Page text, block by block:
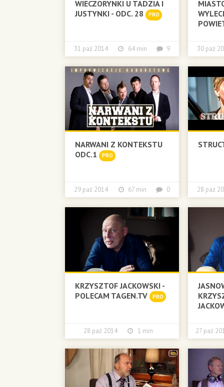
WIECZORYNKI U TADZIA I
JUSTYNKI - ODC. 28
PRO
31 paź 2014 64 min 9 30 paź
NARWANI Z KONTEKSTU
ODC.1
PRO
29 paź 2014 67 min 0 28 paź
KRZYSZTOF JACKOWSKI -
POLECAM TAGEN.TV
PRO
28 paź 2014 1 min 27 paź